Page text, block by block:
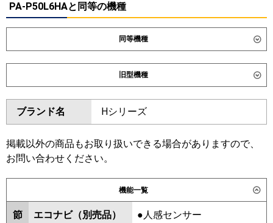
PA-P50L6HAと同等の機種
同等機種
ダイキン SZRG50CNT SZRG50CT
東芝 GWSA05013XU GWSA05013MUB
三菱電機 PLZ-ERMP50L6
ERMP50LE6
日立 RCID-GP50RSH11
三菱重工 FDTWV506H6S FDTWV506H6S-
パナソニック PA-P50L7HNC PA-P50L7HC
旧型機種
ダイキン SZRG50BYT SZRG50BYNT
SZRG50BJT
SZRG50BFNT SZRG50BFT
SZRG50BCT SZRG50BCNT
RWSA05033XU RWSA05033M
RWSA05033X
AWSA05057M
ブランド名 Hシリーズ
掲載以外の商品もお取り扱いできる場合がありますので、
お問い合わせください。
機能一覧
節
エコナビ（別売品）
●人感センサー